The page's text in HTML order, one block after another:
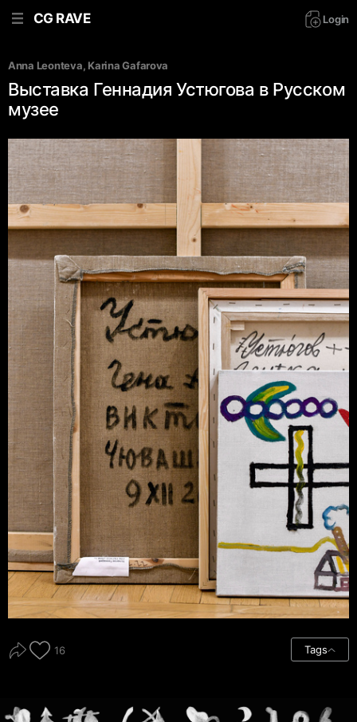
CG RAVE Login
Anna Leonteva, Karina Gafarova
Выставка Геннадия Устюгова в Русском
музее
16 Tags